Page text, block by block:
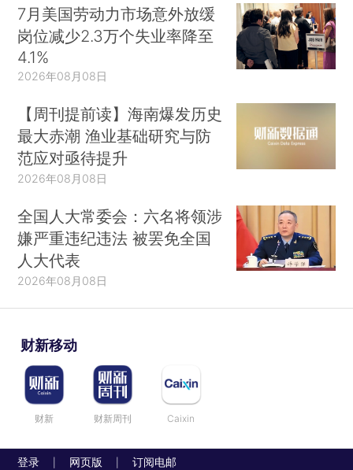
7月美国劳动力市场意外放缓
岗位减少2.3万个失业率降至
4.1%
2026年08月08日
【周刊提前读】海南爆发历史
最大赤潮 渔业基础研究与防
范应对亟待提升
2026年08月08日
全国人大常委会：六名将领涉
嫌严重违纪违法 被罢免全国
人大代表
2026年08月08日
财新移动
财新 财新周刊 Caixin
登录 网页版 订阅电邮